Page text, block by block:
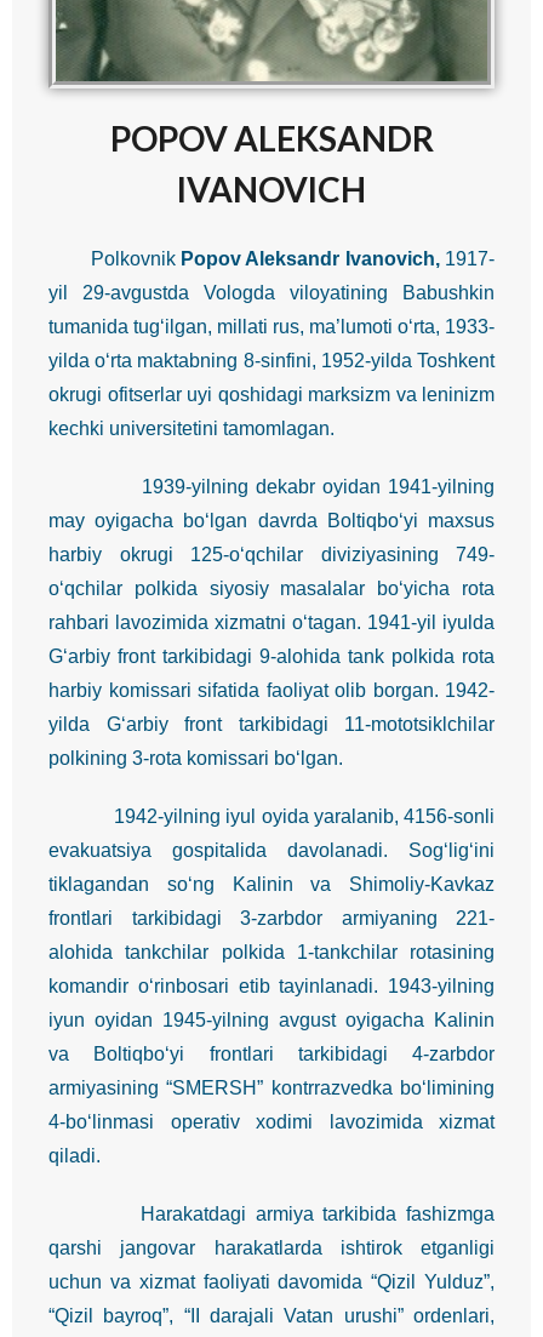
POPOV ALEKSANDR
IVANOVICH
Polkovnik Popov Aleksandr Ivanovich, 1917-
yil 29-avgustda Vologda viloyatining Babushkin
tumanida tug‘ilgan, millati rus, ma’lumoti o‘rta, 1933-
yilda o‘rta maktabning 8-sinfini, 1952-yilda Toshkent
okrugi ofitserlar uyi qoshidagi marksizm va leninizm
kechki universitetini tamomlagan.
1939-yilning dekabr oyidan 1941-yilning
may oyigacha bo‘lgan davrda Boltiqbo‘yi maxsus
harbiy okrugi 125-o‘qchilar diviziyasining 749-
o‘qchilar polkida siyosiy masalalar bo‘yicha rota
rahbari lavozimida xizmatni o‘tagan. 1941-yil iyulda
G‘arbiy front tarkibidagi 9-alohida tank polkida rota
harbiy komissari sifatida faoliyat olib borgan. 1942-
yilda G‘arbiy front tarkibidagi 11-mototsiklchilar
polkining 3-rota komissari bo‘lgan.
1942-yilning iyul oyida yaralanib, 4156-sonli
evakuatsiya gospitalida davolanadi. Sog‘lig‘ini
tiklagandan so‘ng Kalinin va Shimoliy-Kavkaz
frontlari tarkibidagi 3-zarbdor armiyaning 221-
alohida tankchilar polkida 1-tankchilar rotasining
komandir o‘rinbosari etib tayinlanadi. 1943-yilning
iyun oyidan 1945-yilning avgust oyigacha Kalinin
va Boltiqbo‘yi frontlari tarkibidagi 4-zarbdor
armiyasining “SMERSH” kontrrazvedka bo‘limining
4-bo‘linmasi operativ xodimi lavozimida xizmat
qiladi.
Harakatdagi armiya tarkibida fashizmga
qarshi jangovar harakatlarda ishtirok etganligi
uchun va xizmat faoliyati davomida “Qizil Yulduz”,
“Qizil bayroq”, “II darajali Vatan urushi” ordenlari,